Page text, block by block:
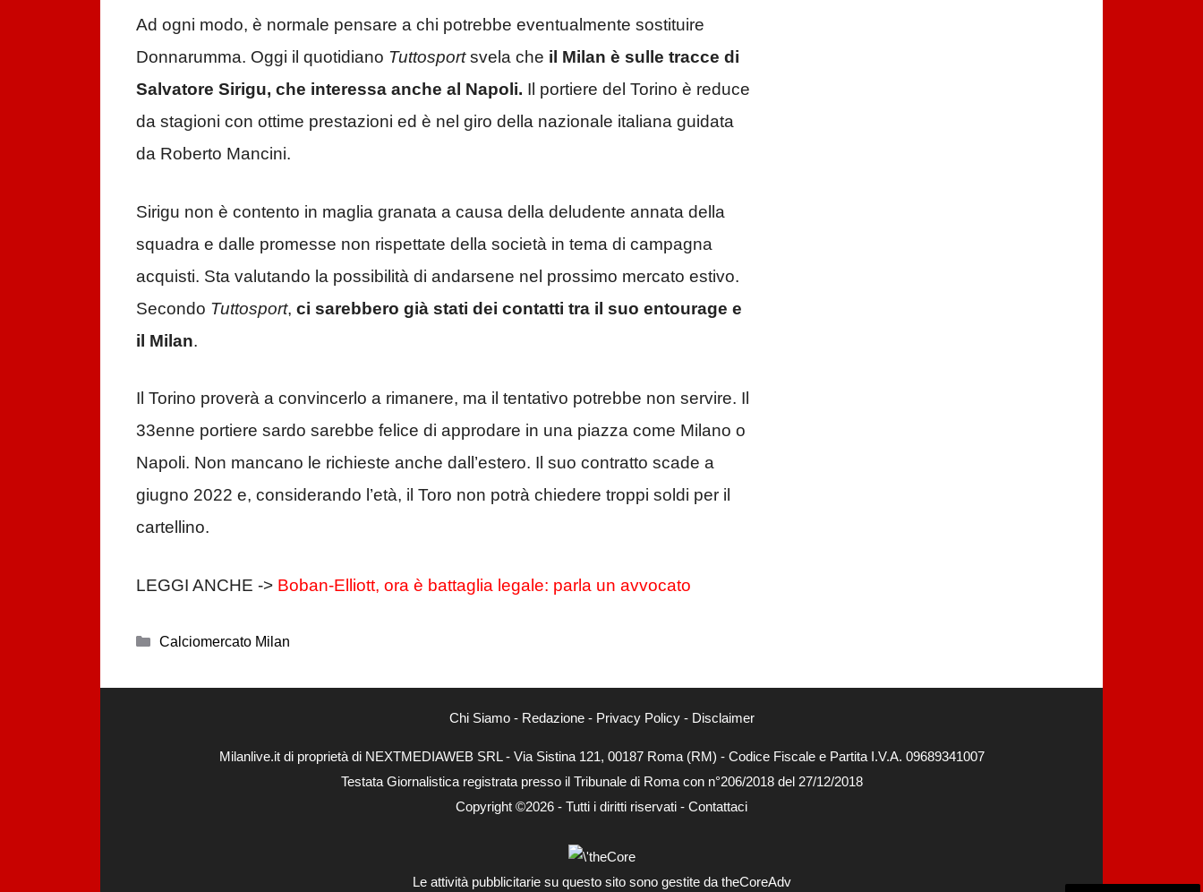
Ad ogni modo, è normale pensare a chi potrebbe eventualmente sostituire
Donnarumma. Oggi il quotidiano Tuttosportsvela che il Milan è sulle tracce di
Salvatore Sirigu, che interessa anche al Napoli. Il portiere del Torino è reduce
da stagioni con ottime prestazioni ed è nel giro della nazionale italiana guidata
da Roberto Mancini.
Sirigu non è contento in maglia granata a causa della deludente annata della
squadra e dalle promesse non rispettate della società in tema di campagna
acquisti. Sta valutando la possibilità di andarsene nel prossimo mercato estivo.
Secondo Tuttosport, ci sarebbero già stati dei contatti tra il suo entourage e
il Milan.
Il Torino proverà a convincerlo a rimanere, ma il tentativo potrebbe non servire. Il
33enne portiere sardo sarebbe felice di approdare in una piazza come Milano o
Napoli. Non mancano le richieste anche dall’estero. Il suo contratto scade a
giugno 2022 e, considerando l’età, il Toro non potrà chiedere troppi soldi per il
cartellino.
LEGGI ANCHE -> Boban-Elliott, ora è battaglia legale: parla un avvocato
Categorie
Calciomercato Milan
Chi Siamo- Redazione- Privacy Policy- Disclaimer
Milanlive.it di proprietà di NEXTMEDIAWEB SRL - Via Sistina 121, 00187 Roma (RM) - Codice Fiscale e Partita I.V.A. 09689341007
Testata Giornalistica registrata presso il Tribunale di Roma con n°206/2018 del 27/12/2018
Copyright ©2026 - Tutti i diritti riservati - Contattaci
Le attività pubblicitarie su questo sito sono gestite da theCoreAdv